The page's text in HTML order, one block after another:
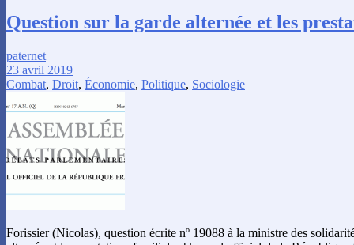
Question sur la garde alternée et les
paternet
23 avril 2019
Combat, Droit, Économie, Politique, Sociologie
Forissier (Nicolas), question écrite nº 19088 à la ministre des